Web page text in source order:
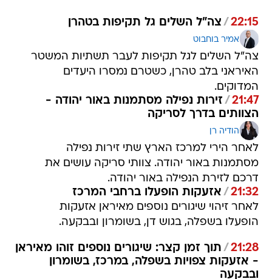
22:15
/ צה"ל השלים גל תקיפות בטהרן
אמיר בוחבוט
צה"ל השלים לגל תקיפות לעבר תשתיות המשטר
האיראני בלב טהרן, כשטרם נמסרו היעדים
המדוקים.
21:47
/ זירות נפילה מסתמנות באור יהודה -
הצוותים בדרך לסריקה
הודיה רן
לאחר הירי למרכז הארץ שתי זירות נפילה
מסתמנות באור יהודה. צוותי סריקה עושים את
דרכם לזירת הנפילה באור יהודה.
21:32
/ אזעקות הופעלו ברחבי המרכז
לאחר זיהוי שיגורים נוספים מאיראן אזעקות
הופעלו בשפלה, בגוש דן, בשומרון ובבקעה.
21:28
/ תוך זמן קצר: שיגורים נוספים זוהו מאיראן
- אזעקות צפויות בשפלה, במרכז, בשומרון
ובבקעה